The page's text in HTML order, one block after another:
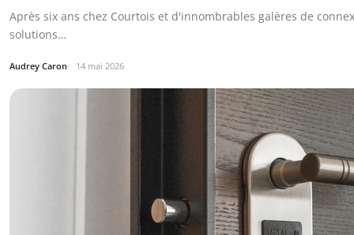
Après six ans chez Courtois et d'innombrables galères de
solutions…
Audrey Caron 14 mai 2026